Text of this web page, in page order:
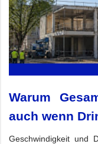
Warum
auch wenn
Geschwindigkeit und